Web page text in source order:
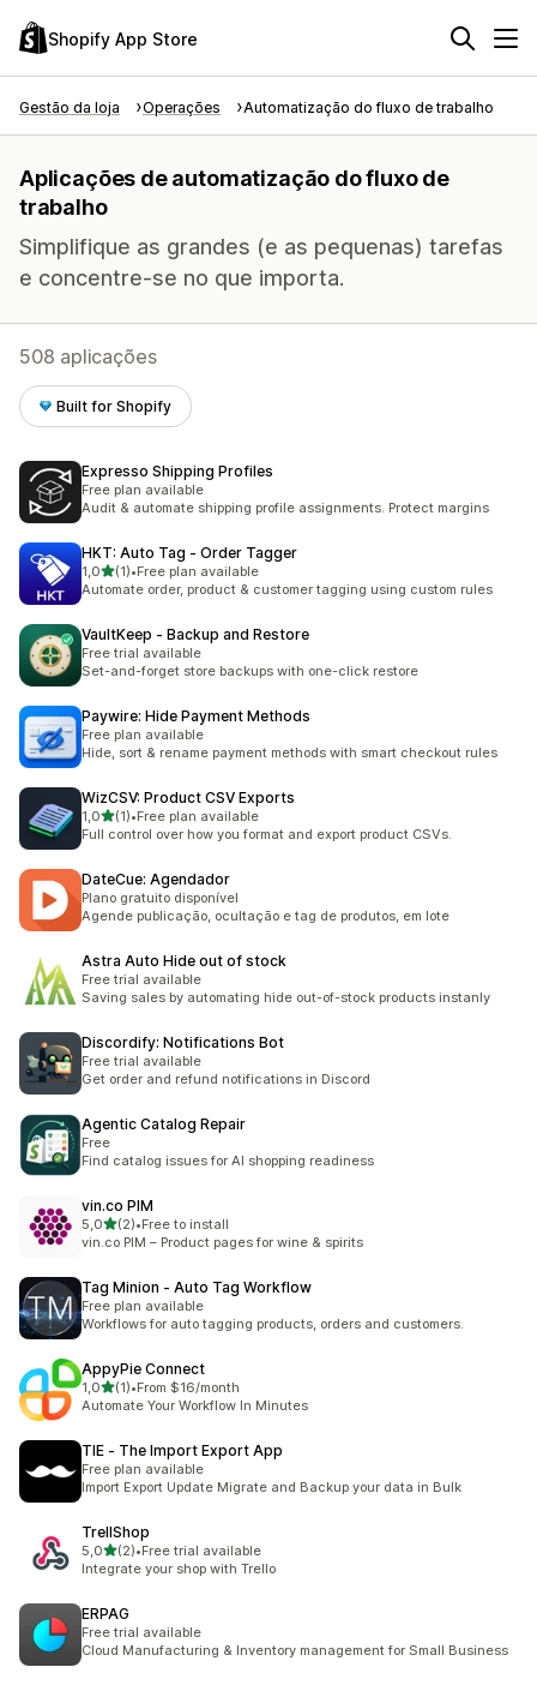
Shopify App Store
Gestão da loja Operações Automatização do fluxo de trabalho
Aplicações de automatização do fluxo de
trabalho
Simplifique as grandes (e as pequenas) tarefas
e concentre-se no que importa.
508 aplicações
Built for Shopify
Expresso Shipping Profiles
Free plan available
Audit & automate shipping profile assignments. Protect margins
HKT: Auto Tag ‑ Order Tagger
1,0de 5 estrelas
(1)
1 total de avaliações
•Free plan available
Automate order, product & customer tagging using custom rules
VaultKeep ‑ Backup and Restore
Free trial available
Set-and-forget store backups with one-click restore
Paywire: Hide Payment Methods
Free plan available
Hide, sort & rename payment methods with smart checkout rules
WizCSV: Product CSV Exports
1,0de 5 estrelas
(1)
1 total de avaliações
•Free plan available
Full control over how you format and export product CSVs.
DateCue: Agendador
Plano gratuito disponível
Agende publicação, ocultação e tag de produtos, em lote
Astra Auto Hide out of stock
Free trial available
Saving sales by automating hide out-of-stock products instanly
Discordify: Notifications Bot
Free trial available
Get order and refund notifications in Discord
Agentic Catalog Repair
Free
Find catalog issues for AI shopping readiness
vin.co PIM
5,0de 5 estrelas
(2)
2 total de avaliações
•Free to install
vin.co PIM – Product pages for wine & spirits
Tag Minion ‑ Auto Tag Workflow
Free plan available
Workflows for auto tagging products, orders and customers.
AppyPie Connect
1,0de 5 estrelas
(1)
1 total de avaliações
•From $16/month
Automate Your Workflow In Minutes
TIE ‑ The Import Export App
Free plan available
Import Export Update Migrate and Backup your data in Bulk
TrellShop
5,0de 5 estrelas
(2)
2 total de avaliações
•Free trial available
Integrate your shop with Trello
ERPAG
Free trial available
Cloud Manufacturing & Inventory management for Small Business